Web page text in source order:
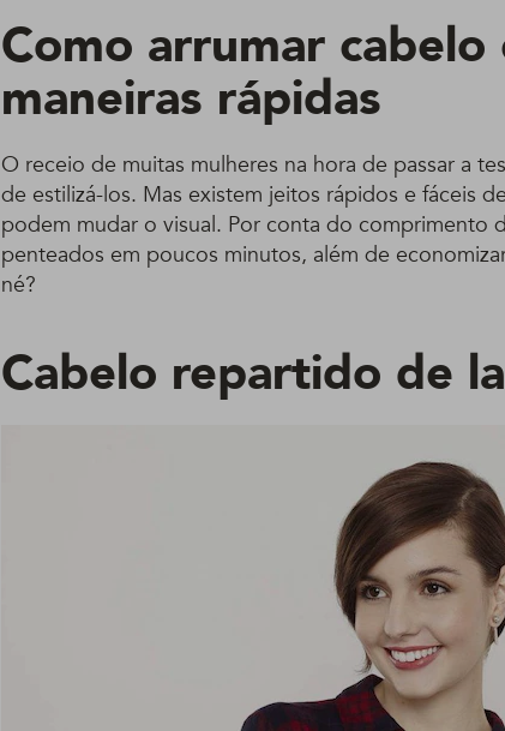
Como arrumar
maneiras rápidas
O receio de muitas mulheres na hora de passar a
de estilizá-los. Mas existem jeitos rápidos e fáceis
podem mudar o visual. Por conta do comprimento
penteados em poucos minutos, além de
né?
Cabelo repartido de